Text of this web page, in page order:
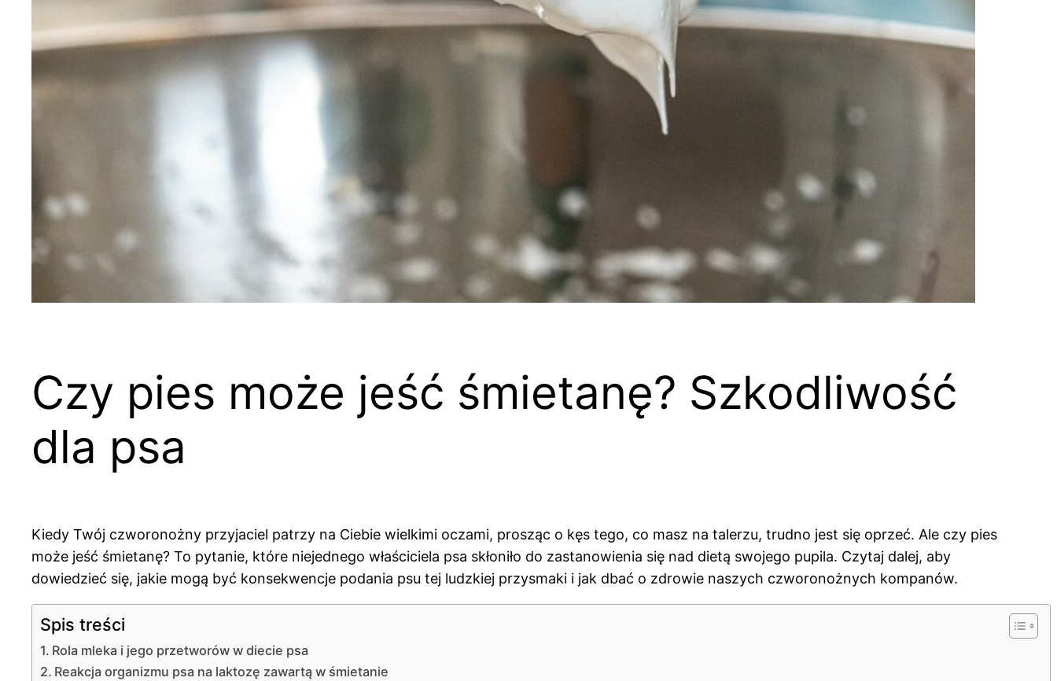
Czy pies może jeść śmietanę? Szkodliwość
dla psa
Kiedy Twój czworonożny przyjaciel patrzy na Ciebie wielkimi oczami, prosząc o kęs tego, co masz na talerzu, trudno jest się oprzeć. Ale czy pies
może jeść śmietanę? To pytanie, które niejednego właściciela psa skłoniło do zastanowienia się nad dietą swojego pupila. Czytaj dalej, aby
dowiedzieć się, jakie mogą być konsekwencje podania psu tej ludzkiej przysmaki i jak dbać o zdrowie naszych czworonożnych kompanów.
Spis treści
Rola mleka i jego przetworów w diecie psa
Reakcja organizmu psa na laktozę zawartą w śmietanie